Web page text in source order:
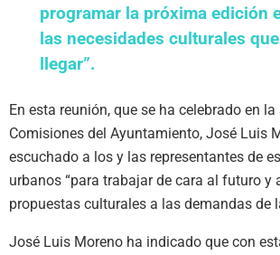
programar la próxima edición
las necesidades culturales
llegar”.
En esta reunión, que se ha celebrado en la
Comisiones del Ayuntamiento, José Luis
escuchado a los y las representantes de
urbanos “para trabajar de cara al futuro y
propuestas culturales a las demandas de
José Luis Moreno ha indicado que con